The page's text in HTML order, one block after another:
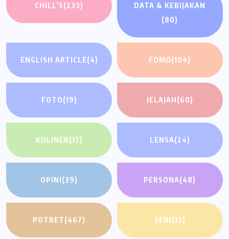
CHILL'S(233)
DATA & KEBIJAKAN
(80)
ENGLISH ARTICLE(4) FOMO(104)
FOTO(19) JELAJAH(60)
KULINER(17) LENSA(24)
OPINI(39) PERSONA(48)
POTRET(467) SENI(13)